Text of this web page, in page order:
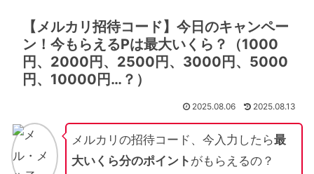
【メルカリ招待コード】今日のキャンペー
ン！今もらえるPは最大いくら？（1000
円、2000円、2500円、3000円、5000
円、10000円…？）
2025.08.06 2025.08.13
メルカリの招待コード、今入力したら最
大いくら分のポイント がもらえるの？